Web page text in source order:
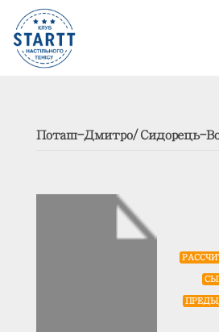
Поташ-Дмитро/Сидорець-